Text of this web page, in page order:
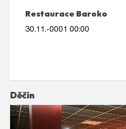
Restaurace Baroko
30.11.-0001 00:00
Děčín